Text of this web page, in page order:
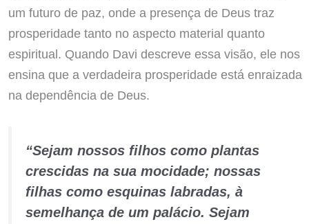
um futuro de paz, onde a presença de Deus traz
prosperidade tanto no aspecto material quanto
espiritual. Quando Davi descreve essa visão, ele nos
ensina que a verdadeira prosperidade está enraizada
na dependência de Deus.
“Sejam nossos filhos como plantas
crescidas na sua mocidade; nossas
filhas como esquinas labradas, à
semelhança de um palácio. Sejam